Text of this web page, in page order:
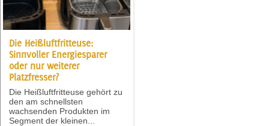
Die Heißluftfritteuse:
Sinnvoller Energiesparer
oder nur weiterer
Platzfresser?
Die Heißluftfritteuse gehört zu
den am schnellsten
wachsenden Produkten im
Segment der kleinen...